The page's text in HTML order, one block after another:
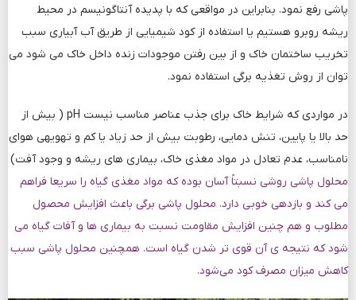
پاشی رفع نمود. بنابراین در مواقعی که با پدیده آنتاگونیسم در محیط
ریشه روبرو هستیم یا استفاده از کود شیمیایی از طریق آب آبیاری سبب
تخریب ساختمان خاک و از بین رفتن موجودات زنده داخل خاک می ­شود می
توان از روش تغذیه برگی استفاده نمود.
در مواردی که شرایط خاک برای جذب عناصر مناسب نیست pH ( بیش از
حد بالا یا پایین، تنش دمایی، رطوبت بیش از حد زیاد یا کم و تهویه­ی هوای
نامناسب، عدم تعادل در مواد مغذی خاک، بیماری های ریشه و وجود آفت‌)
محلول پاشی روشی نسبتاً آسان بوده که مواد مغذی گیاه را سریعا فراهم
می کند و بازدهی خوبی دارد. محلول پاشی برگی باعث افزایش محصول
مطلوب و هم چنین افزایش مقاومت نسبت به بیماری ها و آفات گیاه می
شود که نتیجه ی آن قوی تر شدن گیاه است. همچنین محلول پاشی سبب
کاهش میزان مصرف کود می‌شود.